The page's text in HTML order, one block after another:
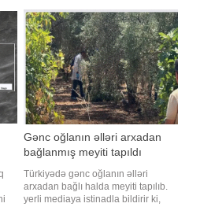
direktor müavini Aleksey Fadeyev
"YouTube" platformasında
yayımlana
Gənc oğlanın əlləri arxadan
bağlanmış meyiti tapıldı
Türkiyədə gənc oğlanın əlləri
arxadan bağlı halda meyiti tapılıb.
yerli mediaya istinadla bildirir ki,